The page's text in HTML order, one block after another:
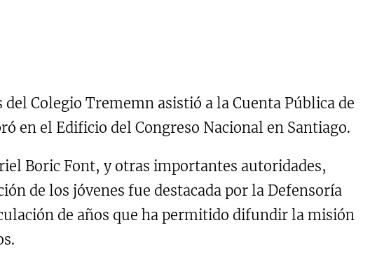
Colegio Trememn asistió a la Cuenta Pública de
en el Edificio del Congreso Nacional en Santiago.
Boric Font, y otras importantes autoridades,
de los jóvenes fue destacada por la Defensoría
de años que ha permitido difundir la misión